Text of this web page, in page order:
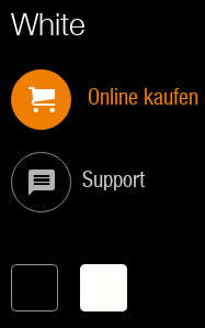
White
Online kaufen
Support